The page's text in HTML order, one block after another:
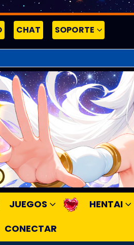
CHAT SOPORTE
JUEGOS HENTAI
CONECTAR